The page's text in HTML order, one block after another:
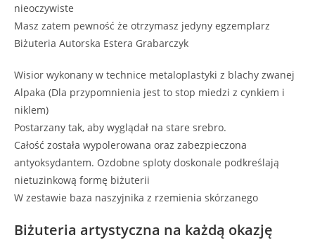
nieoczywiste
Masz zatem pewność że otrzymasz jedyny egzemplarz
Biżuteria Autorska Estera Grabarczyk
Wisior wykonany w technice metaloplastyki z blachy zwanej
Alpaka (Dla przypomnienia jest to stop miedzi z cynkiem i
niklem)
Postarzany tak, aby wyglądał na stare srebro.
Całość została wypolerowana oraz zabezpieczona
antyoksydantem. Ozdobne sploty doskonale podkreślają
nietuzinkową formę biżuterii
W zestawie baza naszyjnika z rzemienia skórzanego
Biżuteria artystyczna na każdą okazję